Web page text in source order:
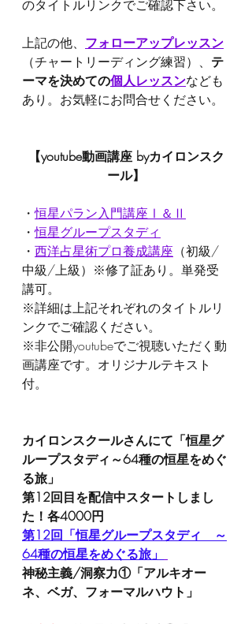
のタイトルリンクでご確認下さい。
上記の他、 フォローアップレッスン
（チャートリーディング練習）、 テ
ーマを決めての個人レッスンなども
あり。お気軽にお問合せください。
【youtube動画講座 byカイロンスク
ール】
・恒星パラン入門講座Ⅰ＆Ⅱ
・恒星グループスタディ
・ 西洋占星術プロ養成講座 （初級/
中級/上級）※修了証あり。単発受
講可。
※詳細は上記それぞれのタイトルリ
ンクでご確認ください。
※非公開youtubeでご視聴いただく動
画講座です。オリジナルテキスト
付。
カイロンスクールさんにて「恒星グ
ループスタディ～64種の恒星をめぐ
る旅」
第12回目を配信中スタートしまし
た！各4000円
第12回「恒星グループスタディ　～
64種の恒星をめぐる旅」
神秘主義/洞察力①「アルキオー
ネ、ベガ、フォーマルハウト」